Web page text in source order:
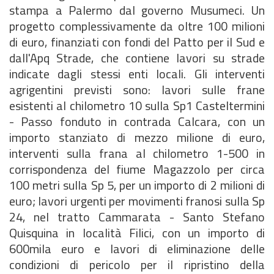
stampa a Palermo dal governo Musumeci. Un
progetto complessivamente da oltre 100 milioni
di euro, finanziati con fondi del Patto per il Sud e
dall'Apq Strade, che contiene lavori su strade
indicate dagli stessi enti locali. Gli interventi
agrigentini previsti sono: lavori sulle frane
esistenti al chilometro 10 sulla Sp1 Casteltermini
- Passo fonduto in contrada Calcara, con un
importo stanziato di mezzo milione di euro,
interventi sulla frana al chilometro 1-500 in
corrispondenza del fiume Magazzolo per circa
100 metri sulla Sp 5, per un importo di 2 milioni di
euro; lavori urgenti per movimenti franosi sulla Sp
24, nel tratto Cammarata - Santo Stefano
Quisquina in località Filici, con un importo di
600mila euro e lavori di eliminazione delle
condizioni di pericolo per il ripristino della